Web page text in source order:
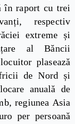
în raport cu trei
respectiv
extreme și
al Băncii
plasează
de Nord și
anuală de
regiunea Asia
per persoană